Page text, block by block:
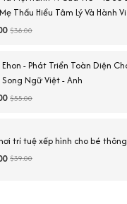
Thấu Hiểu Tâm Lý Và Hành
$38.00
- Phát Triển Toàn Diện
Ngữ Việt - Anh
$55.00
trí tuệ xếp hình cho bé
$39.00